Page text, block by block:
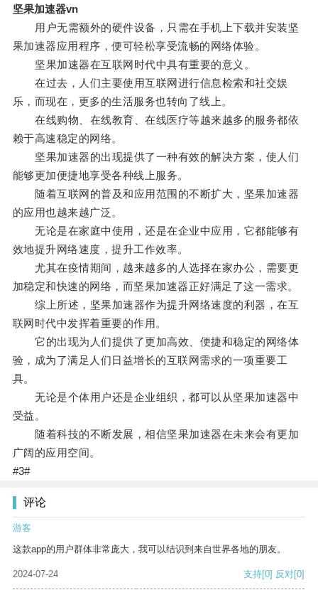
坚果加速器vn
用户无需额外的硬件设备，只需在手机上下载并安装坚
果加速器应用程序，便可轻松享受流畅的网络体验。
坚果加速器在互联网时代中具有重要的意义。
在过去，人们主要使用互联网进行信息检索和社交娱
乐，而现在，更多的生活服务也转向了线上。
在线购物、在线教育、在线医疗等越来越多的服务都依
赖于高速稳定的网络。
坚果加速器的出现提供了一种有效的解决方案，使人们
能够更加便捷地享受各种线上服务。
随着互联网的普及和应用范围的不断扩大，坚果加速器
的应用也越来越广泛。
无论是在家庭中使用，还是在企业中应用，它都能够有
效地提升网络速度，提升工作效率。
尤其在疫情期间，越来越多的人选择在家办公，需要更
加稳定和快速的网络，而坚果加速器正好满足了这一需求。
综上所述，坚果加速器作为提升网络速度的利器，在互
联网时代中发挥着重要的作用。
它的出现为人们提供了更加高效、便捷和稳定的网络体
验，成为了满足人们日益增长的互联网需求的一项重要工
具。
无论是个体用户还是企业组织，都可以从坚果加速器中
受益。
随着科技的不断发展，相信坚果加速器在未来会有更加
广阔的应用空间。
#3#
评论
游客
这款app的用户群体非常庞大，我可以结识到来自世界各地的朋友。
2024-07-24 支持[0] 反对[0]